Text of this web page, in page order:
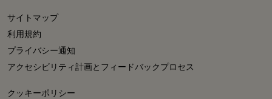
サイトマップ
利用規約
プライバシー通知
アクセシビリティ計画とフィードバックプロセス
クッキーポリシー